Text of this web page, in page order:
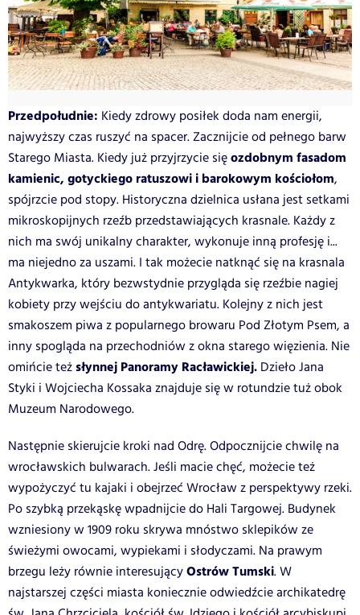
Przedpołudnie: Kiedy zdrowy posiłek doda nam energii,
najwyższy czas ruszyć na spacer. Zacznijcie od pełnego barw
Starego Miasta. Kiedy już przyjrzycie sięozdobnym fasadom
kamienic, gotyckiego ratuszowi i barokowym kościołom,
spójrzcie pod stopy. Historyczna dzielnica usłana jest setkami
mikroskopijnych rzeźb przedstawiających krasnale. Każdy z
nich ma swój unikalny charakter, wykonuje inną profesję i...
ma niejedno za uszami. I tak możecie natknąć się na krasnala
Antykwarka, który bezwstydnie przygląda się rzeźbie nagiej
kobiety przy wejściu do antykwariatu. Kolejny z nich jest
smakoszem piwa z popularnego browaru Pod Złotym Psem, a
inny spogląda na przechodniów z okna starego więzienia. Nie
omińcie teżsłynnej Panoramy Racławickiej. Dzieło Jana
Styki i Wojciecha Kossaka znajduje się w rotundzie tuż obok
Muzeum Narodowego.
Następnie skierujcie kroki nad Odrę. Odpocznijcie chwilę na
wrocławskich bulwarach. Jeśli macie chęć, możecie też
wypożyczyć tu kajaki i obejrzeć Wrocław z perspektywy rzeki.
Po szybką przekąskę wpadnijcie do Hali Targowej. Budynek
wzniesiony w 1909 roku skrywa mnóstwo sklepików ze
świeżymi owocami, wypiekami i słodyczami. Na prawym
brzegu leży równie interesującyOstrów Tumski. W
najstarszej części miasta koniecznie odwiedźcie archikatedrę